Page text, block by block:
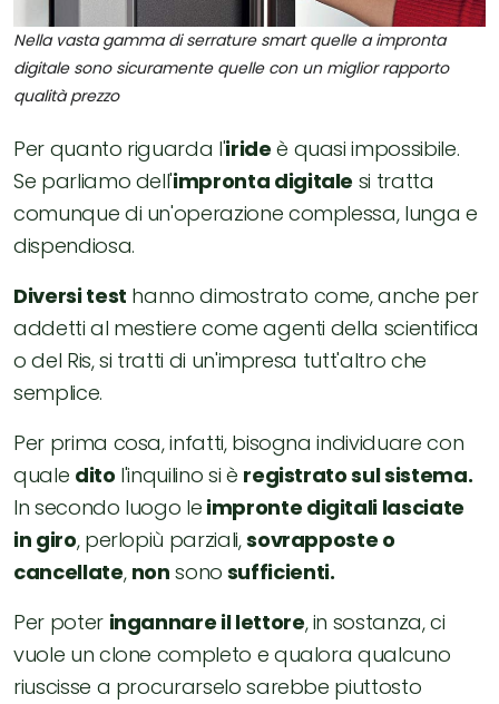
Nella vasta gamma di serrature smart quelle a impronta
digitale sono sicuramente quelle con un miglior rapporto
qualità prezzo
Per quanto riguarda l'iride è quasi impossibile.
Se parliamo dell'impronta digitale si tratta
comunque di un'operazione complessa, lunga e
dispendiosa.
Diversi test hanno dimostrato come, anche per
addetti al mestiere come agenti della scientifica
o del Ris, si tratti di un'impresa tutt'altro che
semplice.
Per prima cosa, infatti, bisogna individuare con
quale dito l'inquilino si è registrato sul sistema.
In secondo luogo le impronte digitali lasciate
in giro, perlopiù parziali,sovrapposte o
cancellate, non sono sufficienti.
Per poter ingannare il lettore, in sostanza, ci
vuole un clone completo e qualora qualcuno
riuscisse a procurarselo sarebbe piuttosto